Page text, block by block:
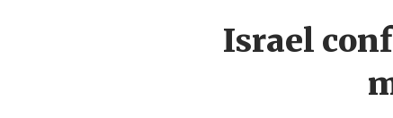
Israel